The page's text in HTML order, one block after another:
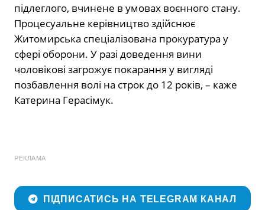
підлеглого, вчинене в умовах воєнного стану.
Процесуальне керівництво здійснює
Житомирська спеціалізована прокуратура у
сфері оборони. У разі доведення вини
чоловікові загрожує покарання у вигляді
позбавлення волі на строк до 12 років, – каже
Катерина Герасімук.
РЕКЛАМА
ПІДПИСАТИСЬ НА TELEGRAM КАНАЛ